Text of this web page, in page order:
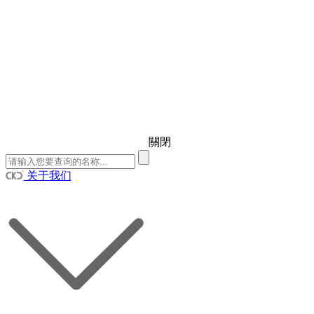
關閉
关于我们